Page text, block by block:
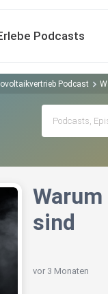
Podcasts
Podcast
sind
vor 3 Monaten